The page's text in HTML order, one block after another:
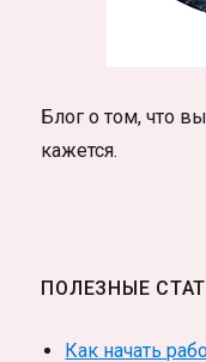
Блог о том, что
кажется.
ПОЛЕЗНЫЕ
Как начать